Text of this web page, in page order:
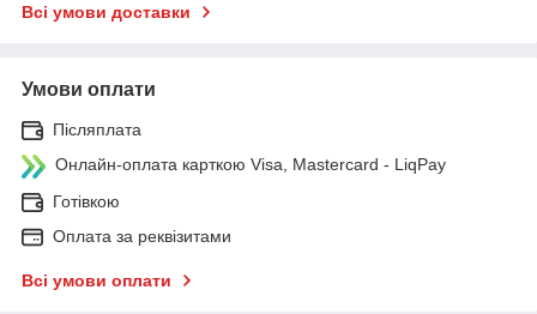
Всі умови доставки
Умови оплати
Післяплата
Онлайн-оплата карткою Visa, Mastercard - LiqPay
Готівкою
Оплата за реквізитами
Всі умови оплати